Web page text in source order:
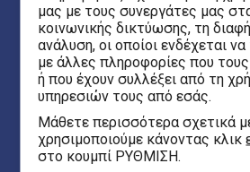
Έβανς 5
Ηράκλειο Κρήτης
Ιασωνίδου 8,
Θεσσαλονίκη
μας με τους συνεργάτες μας
κοινωνικής δικτύωσης, τη
ανάλυση, οι οποίοι ενδέχεται
με άλλες πληροφορίες που
ή που έχουν συλλέξει από τη
υπηρεσιών τους από εσάς.
Mάθετε περισσότερα σχετικά
χρησιμοποιούμε κάνοντας κλικ
στο κουμπί ΡΥΘΜΙΣΗ.